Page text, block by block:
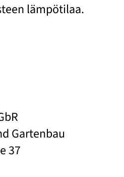
lämpötilaa.
Gartenbau
37